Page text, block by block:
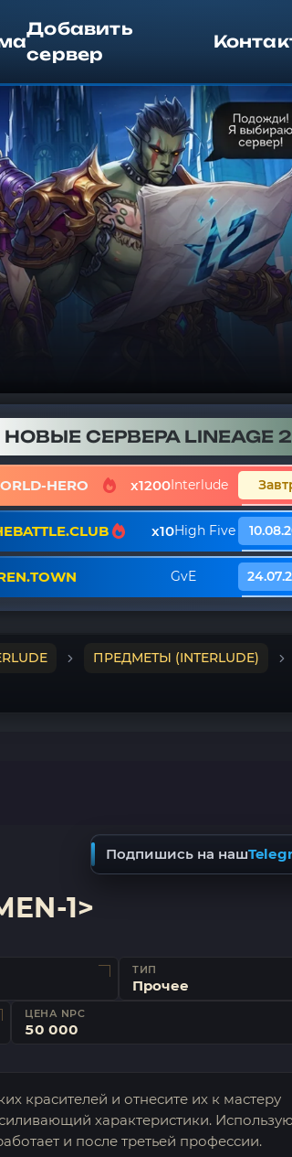
Добавить
сервер
НОВЫЕ СЕРВЕРА LINEAGE 2
HERO x1200Interlude
x10High Five
GvE
ПРЕДМЕТЫ (INTERLUDE)
Подпишись на наш
1>
ТИП
Прочее
ЦЕНА NPC
50 000
красителей и отнесите их к мастеру
характеристики.
и после третьей профессии.